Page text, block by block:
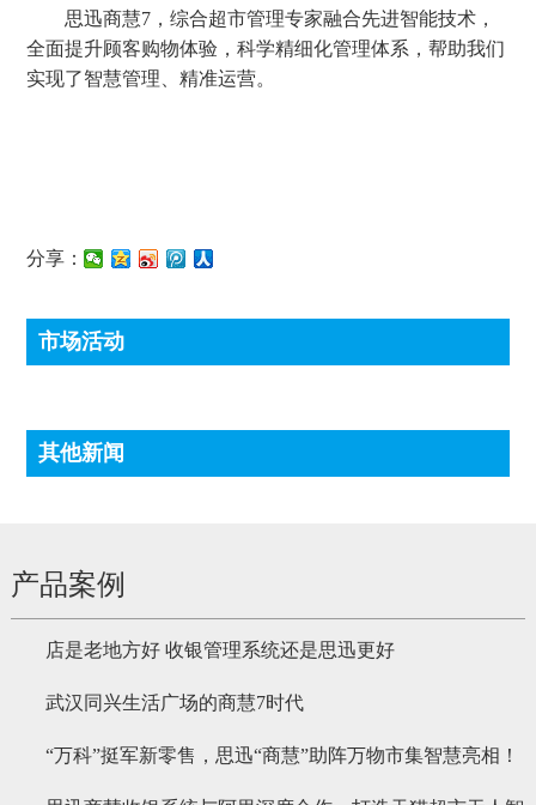
思迅商慧7，综合超市管理专家融合先进智能技术，
全面提升顾客购物体验，科学精细化管理体系，帮助我们
实现了智慧管理、精准运营。
分享：
市场活动
其他新闻
产品案例
店是老地方好 收银管理系统还是思迅更好
武汉同兴生活广场的商慧7时代
“万科”挺军新零售，思迅“商慧”助阵万物市集智慧亮相！